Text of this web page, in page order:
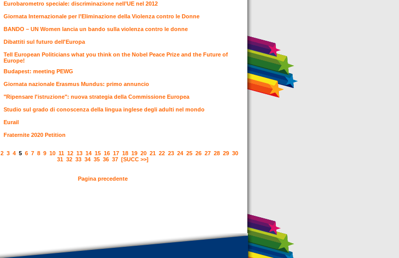
Eurobarometro speciale: discriminazione nell’UE nel 2012
Giornata Internazionale per l’Eliminazione della Violenza contro le Donne
BANDO – UN Women lancia un bando sulla violenza contro le donne
Dibattiti sul futuro dell'Europa
Tell European Politicians what you think on the Nobel Peace Prize and the Future of
Europe!
Budapest: meeting PEWG
Giornata nazionale Erasmus Mundus: primo annuncio
"Ripensare l'istruzione": nuova strategia della Commissione Europea
Studio sul grado di conoscenza della lingua inglese degli adulti nel mondo
Eurail
Fraternite 2020 Petition
2 3 4 5 6 7 8 9 10 11 12 13 14 15 16 17 18 19 20 21 22 23 24 25 26 27 28 29 30
31 32 33 34 35 36 37 [SUCC >>]
Pagina precedente